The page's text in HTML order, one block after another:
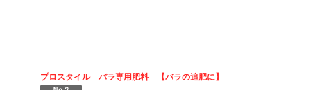
プロスタイル バラ専用肥料 【バラの追肥に】